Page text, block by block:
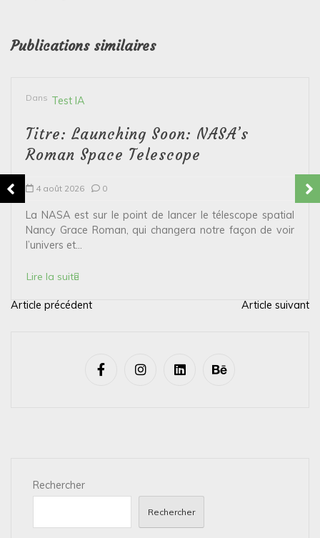
Publications similaires
Dans Test IA
Titre: Launching Soon: NASA’s
Roman Space Telescope
4 août 2026 0
La NASA est sur le point de lancer le télescope spatial
Nancy Grace Roman, qui changera notre façon de voir
l’univers et...
Lire la suite
N
Article précédent Article suivant
Rechercher
Rechercher